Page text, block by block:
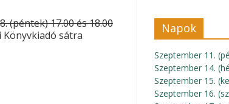
(péntek) 17.00 és 18.00
Könyvkiadó sátra
Napok
Szeptember 11.
Szeptember 14.
Szeptember 15.
Szeptember 16.